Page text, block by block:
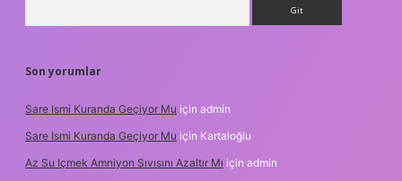
Son yorumlar
Sare Ismi Kuranda Geçiyor Mu için admin
Sare Ismi Kuranda Geçiyor Mu için Kartaloğlu
Az Su Içmek Amniyon Sıvısını Azaltır Mı için admin